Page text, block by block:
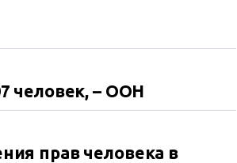
человек, – ООН
прав человека в